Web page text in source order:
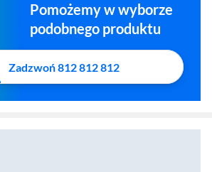
Pomożemy w wyborze
podobnego produktu
Zadzwoń 812 812 812